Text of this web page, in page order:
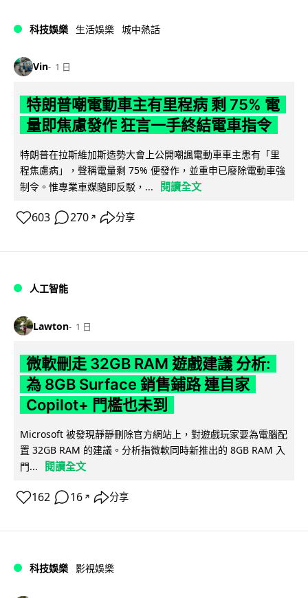
科技娛樂 生活娛樂 城中熱話
Vin 1 日
特朗普嘲電動車主有里程病 剩 75% 電
量即焦慮發作 狂言一手終結電車指令
特朗普在拉斯維加斯造勢大會上公開嘲諷電動車車主患有「里
程焦慮病」，聲稱電量剩 75% 便發作，並重申已廢除電動車強
制令。惟專業車媒隨即反駁，...
閱讀全文
603 270 ↗ 分享
人工智能
Lawton 1 日
微軟刪走 32GB RAM 遊戲建議 分析:
為 8GB Surface 銷售鋪路 連自家
Copilot+ 門檻也未到
Microsoft 被發現靜靜刪除官方網站上，對遊戲玩家要為電腦配
置 32GB RAM 的建議。分析指微軟同時新推出的 8GB RAM 入
門...
閱讀全文
162 16 ↗ 分享
科技娛樂 影視娛樂